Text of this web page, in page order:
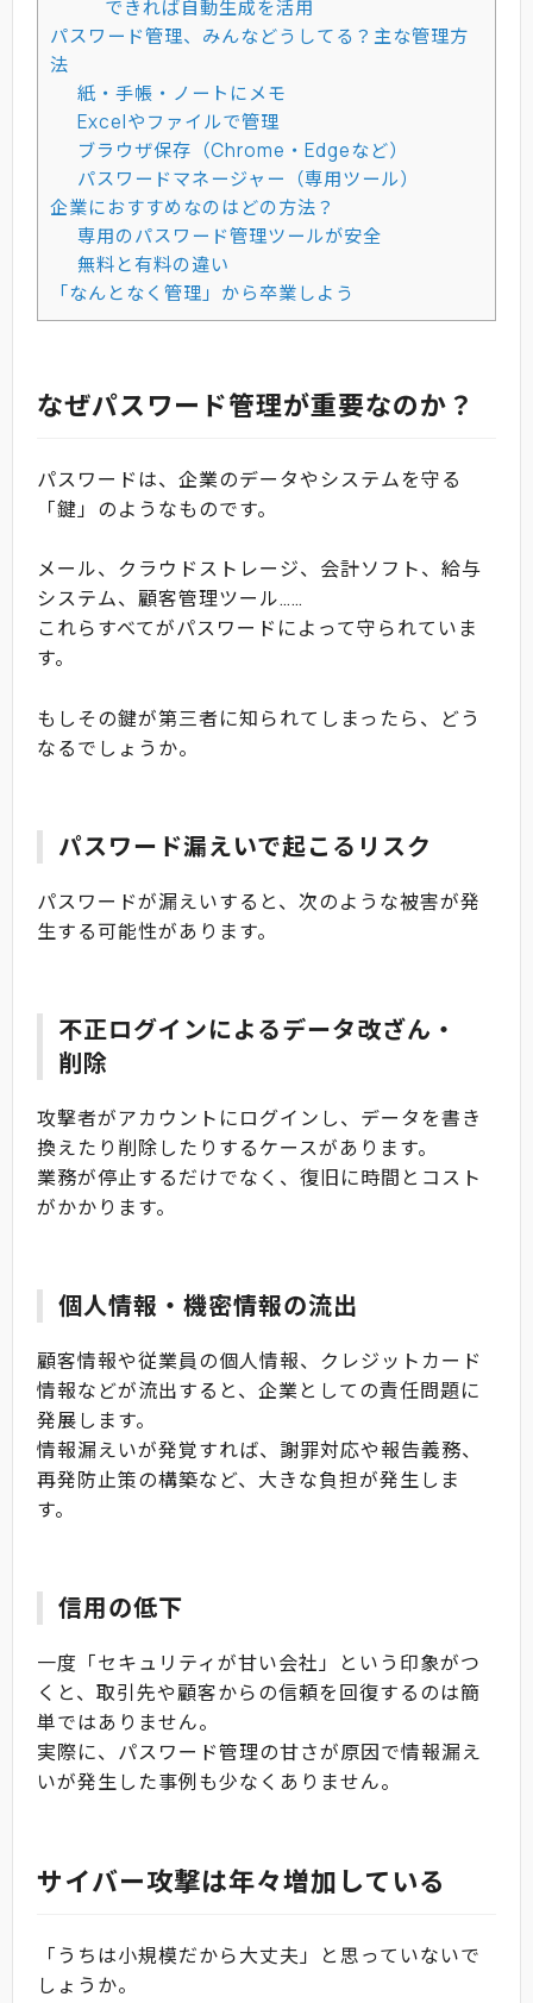
できれば自動生成を活用
パスワード管理、みんなどうしてる？主な管理方
法
紙・手帳・ノートにメモ
Excelやファイルで管理
ブラウザ保存（Chrome・Edgeなど）
パスワードマネージャー（専用ツール）
企業におすすめなのはどの方法？
専用のパスワード管理ツールが安全
無料と有料の違い
「なんとなく管理」から卒業しよう
なぜパスワード管理が重要なのか？
パスワードは、企業のデータやシステムを守る
「鍵」のようなものです。
メール、クラウドストレージ、会計ソフト、給与
システム、顧客管理ツール……
これらすべてがパスワードによって守られていま
す。
もしその鍵が第三者に知られてしまったら、どう
なるでしょうか。
パスワード漏えいで起こるリスク
パスワードが漏えいすると、次のような被害が発
生する可能性があります。
不正ログインによるデータ改ざん・
削除
攻撃者がアカウントにログインし、データを書き
換えたり削除したりするケースがあります。
業務が停止するだけでなく、復旧に時間とコスト
がかかります。
個人情報・機密情報の流出
顧客情報や従業員の個人情報、クレジットカード
情報などが流出すると、企業としての責任問題に
発展します。
情報漏えいが発覚すれば、謝罪対応や報告義務、
再発防止策の構築など、大きな負担が発生しま
す。
信用の低下
一度「セキュリティが甘い会社」という印象がつ
くと、取引先や顧客からの信頼を回復するのは簡
単ではありません。
実際に、パスワード管理の甘さが原因で情報漏え
いが発生した事例も少なくありません。
サイバー攻撃は年々増加している
「うちは小規模だから大丈夫」と思っていないで
しょうか。